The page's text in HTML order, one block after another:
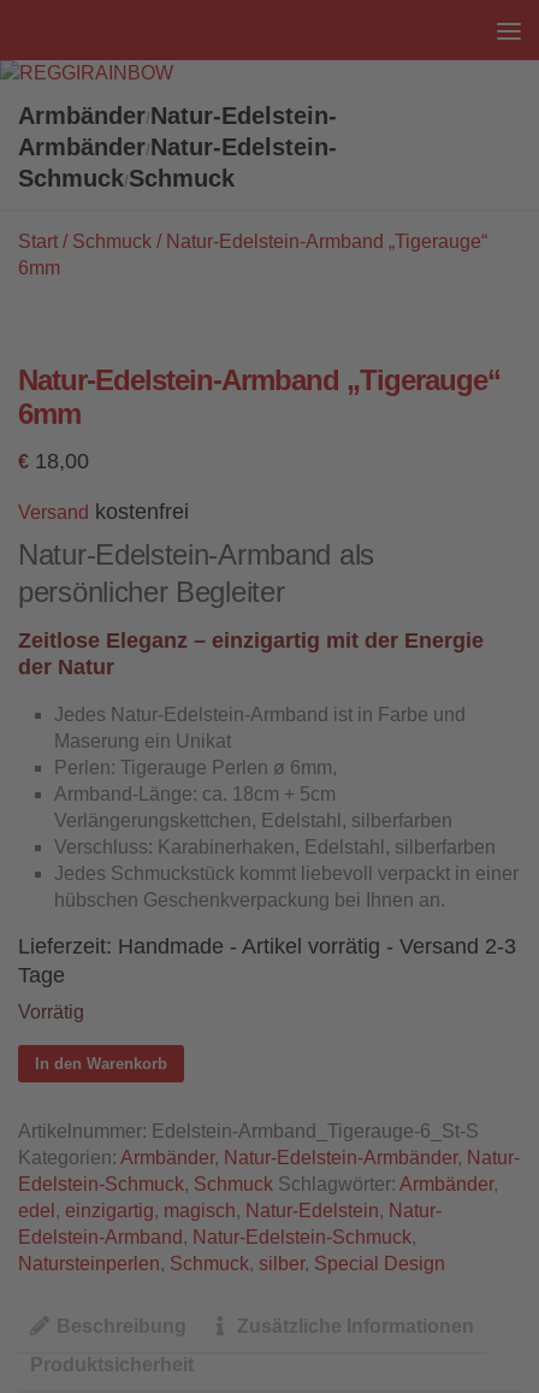
Armbänder/Natur-Edelstein-
Armbänder/Natur-Edelstein-
Schmuck/Schmuck
Start / Schmuck / Natur-Edelstein-Armband „Tigerauge“
6mm
Natur-Edelstein-Armband „Tigerauge“
6mm
€ 18,00
Versand kostenfrei
Natur-Edelstein-Armband als
persönlicher Begleiter
Zeitlose Eleganz – einzigartig mit der Energie
der Natur
Jedes Natur-Edelstein-Armband ist in Farbe und
Maserung ein Unikat
Perlen: Tigerauge Perlen ø 6mm,
Armband-Länge: ca. 18cm + 5cm
Verlängerungskettchen, Edelstahl, silberfarben
Verschluss: Karabinerhaken, Edelstahl, silberfarben
Jedes Schmuckstück kommt liebevoll verpackt in einer
hübschen Geschenkverpackung bei Ihnen an.
Lieferzeit: Handmade - Artikel vorrätig - Versand 2-3
Tage
Vorrätig
In den Warenkorb
Artikelnummer: Edelstein-Armband_Tigerauge-6_St-S
Kategorien: Armbänder, Natur-Edelstein-Armbänder, Natur-
Edelstein-Schmuck, Schmuck Schlagwörter: Armbänder,
edel , einzigartig, magisch, Natur-Edelstein, Natur-
Edelstein-Armband, Natur-Edelstein-Schmuck,
Natursteinperlen, Schmuck, silber, Special Design
Beschreibung
Zusätzliche Informationen
Produktsicherheit